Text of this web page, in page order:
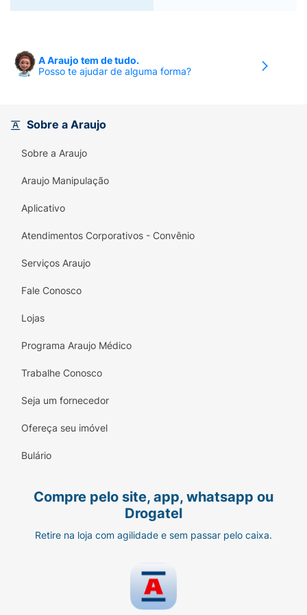
A Araujo tem de tudo.
Posso te ajudar de alguma forma?
Sobre a Araujo
Sobre a Araujo
Araujo Manipulação
Aplicativo
Atendimentos Corporativos - Convênio
Serviços Araujo
Fale Conosco
Lojas
Programa Araujo Médico
Trabalhe Conosco
Seja um fornecedor
Ofereça seu imóvel
Bulário
Compre pelo site, app, whatsapp ou
Drogatel
Retire na loja com agilidade e sem passar pelo caixa.